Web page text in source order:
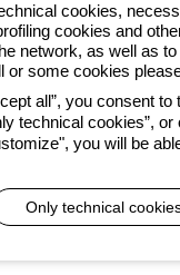
Numer telefonu
8:00 do 16:00
Ogólne warunki
Company -
cookies,
cookies and
network, as well as
or some cookies
all”, you consent
technical cookies”,
you will be
Only technical